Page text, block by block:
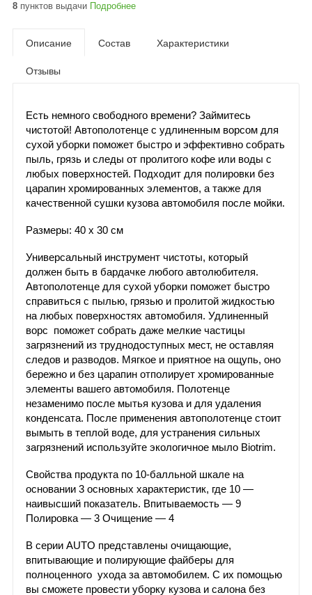
8 пунктов выдачи Подробнее
Описание Состав Характеристики
Отзывы
Есть немного свободного времени? Займитесь
чистотой! Автополотенце с удлиненным ворсом для
сухой уборки поможет быстро и эффективно собрать
пыль, грязь и следы от пролитого кофе или воды с
любых поверхностей. Подходит для полировки без
царапин хромированных элементов, а также для
качественной сушки кузова автомобиля после мойки.
Размеры: 40 х 30 см
Универсальный инструмент чистоты, который
должен быть в бардачке любого автолюбителя.
Автополотенце для сухой уборки поможет быстро
справиться с пылью, грязью и пролитой жидкостью
на любых поверхностях автомобиля. Удлиненный
ворс поможет собрать даже мелкие частицы
загрязнений из труднодоступных мест, не оставляя
следов и разводов. Мягкое и приятное на ощупь, оно
бережно и без царапин отполирует хромированные
элементы вашего автомобиля. Полотенце
незаменимо после мытья кузова и для удаления
конденсата. После применения автополотенце стоит
вымыть в теплой воде, для устранения сильных
загрязнений используйте экологичное мыло Biotrim.
Свойства продукта по 10-балльной шкале на
основании 3 основных характеристик, где 10 —
наивысший показатель. Впитываемость — 9
Полировка — 3 Очищение — 4
В серии AUTO представлены очищающие,
впитывающие и полирующие файберы для
полноценного ухода за автомобилем. С их помощью
вы сможете провести уборку кузова и салона без